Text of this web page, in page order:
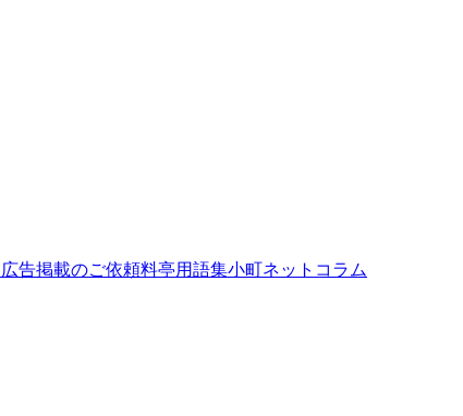
広告掲載のご依頼料亭用語集小町ネットコラム